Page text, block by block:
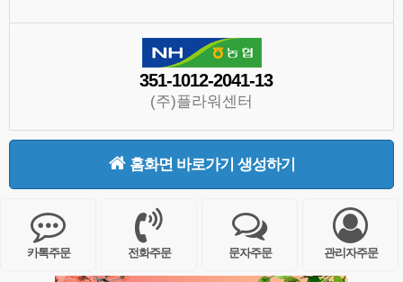
351-1012-2041-13
(주)플라워센터
홈화면 바로가기 생성하기
카톡주문 전화주문 문자주문 관리자주문